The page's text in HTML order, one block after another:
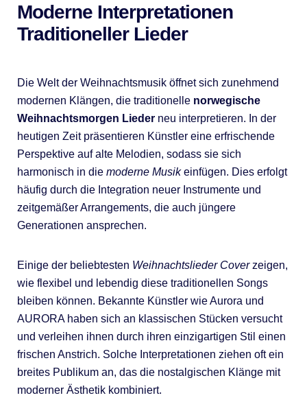
Moderne Interpretationen
Traditioneller Lieder
Die Welt der Weihnachtsmusik öffnet sich zunehmend
modernen Klängen, die traditionelle norwegische
Weihnachtsmorgen Liederneu interpretieren. In der
heutigen Zeit präsentieren Künstler eine erfrischende
Perspektive auf alte Melodien, sodass sie sich
harmonisch in die moderne Musikeinfügen. Dies erfolgt
häufig durch die Integration neuer Instrumente und
zeitgemäßer Arrangements, die auch jüngere
Generationen ansprechen.
Einige der beliebtesten Weihnachtslieder Coverzeigen,
wie flexibel und lebendig diese traditionellen Songs
bleiben können. Bekannte Künstler wie Aurora und
AURORA haben sich an klassischen Stücken versucht
und verleihen ihnen durch ihren einzigartigen Stil einen
frischen Anstrich. Solche Interpretationen ziehen oft ein
breites Publikum an, das die nostalgischen Klänge mit
moderner Ästhetik kombiniert.